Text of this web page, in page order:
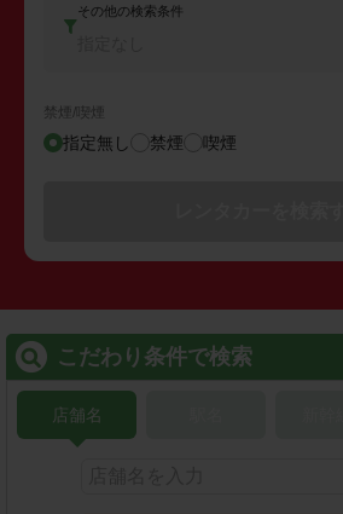
その他の検索条件
禁煙/喫煙
指定無し 禁煙 喫煙
こだわり条件で検索
店舗名